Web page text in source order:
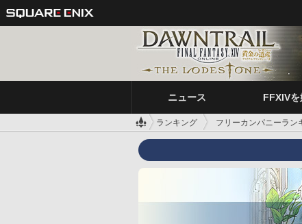
ニュース FFXIVを
ランキング フリーカンパニーラン